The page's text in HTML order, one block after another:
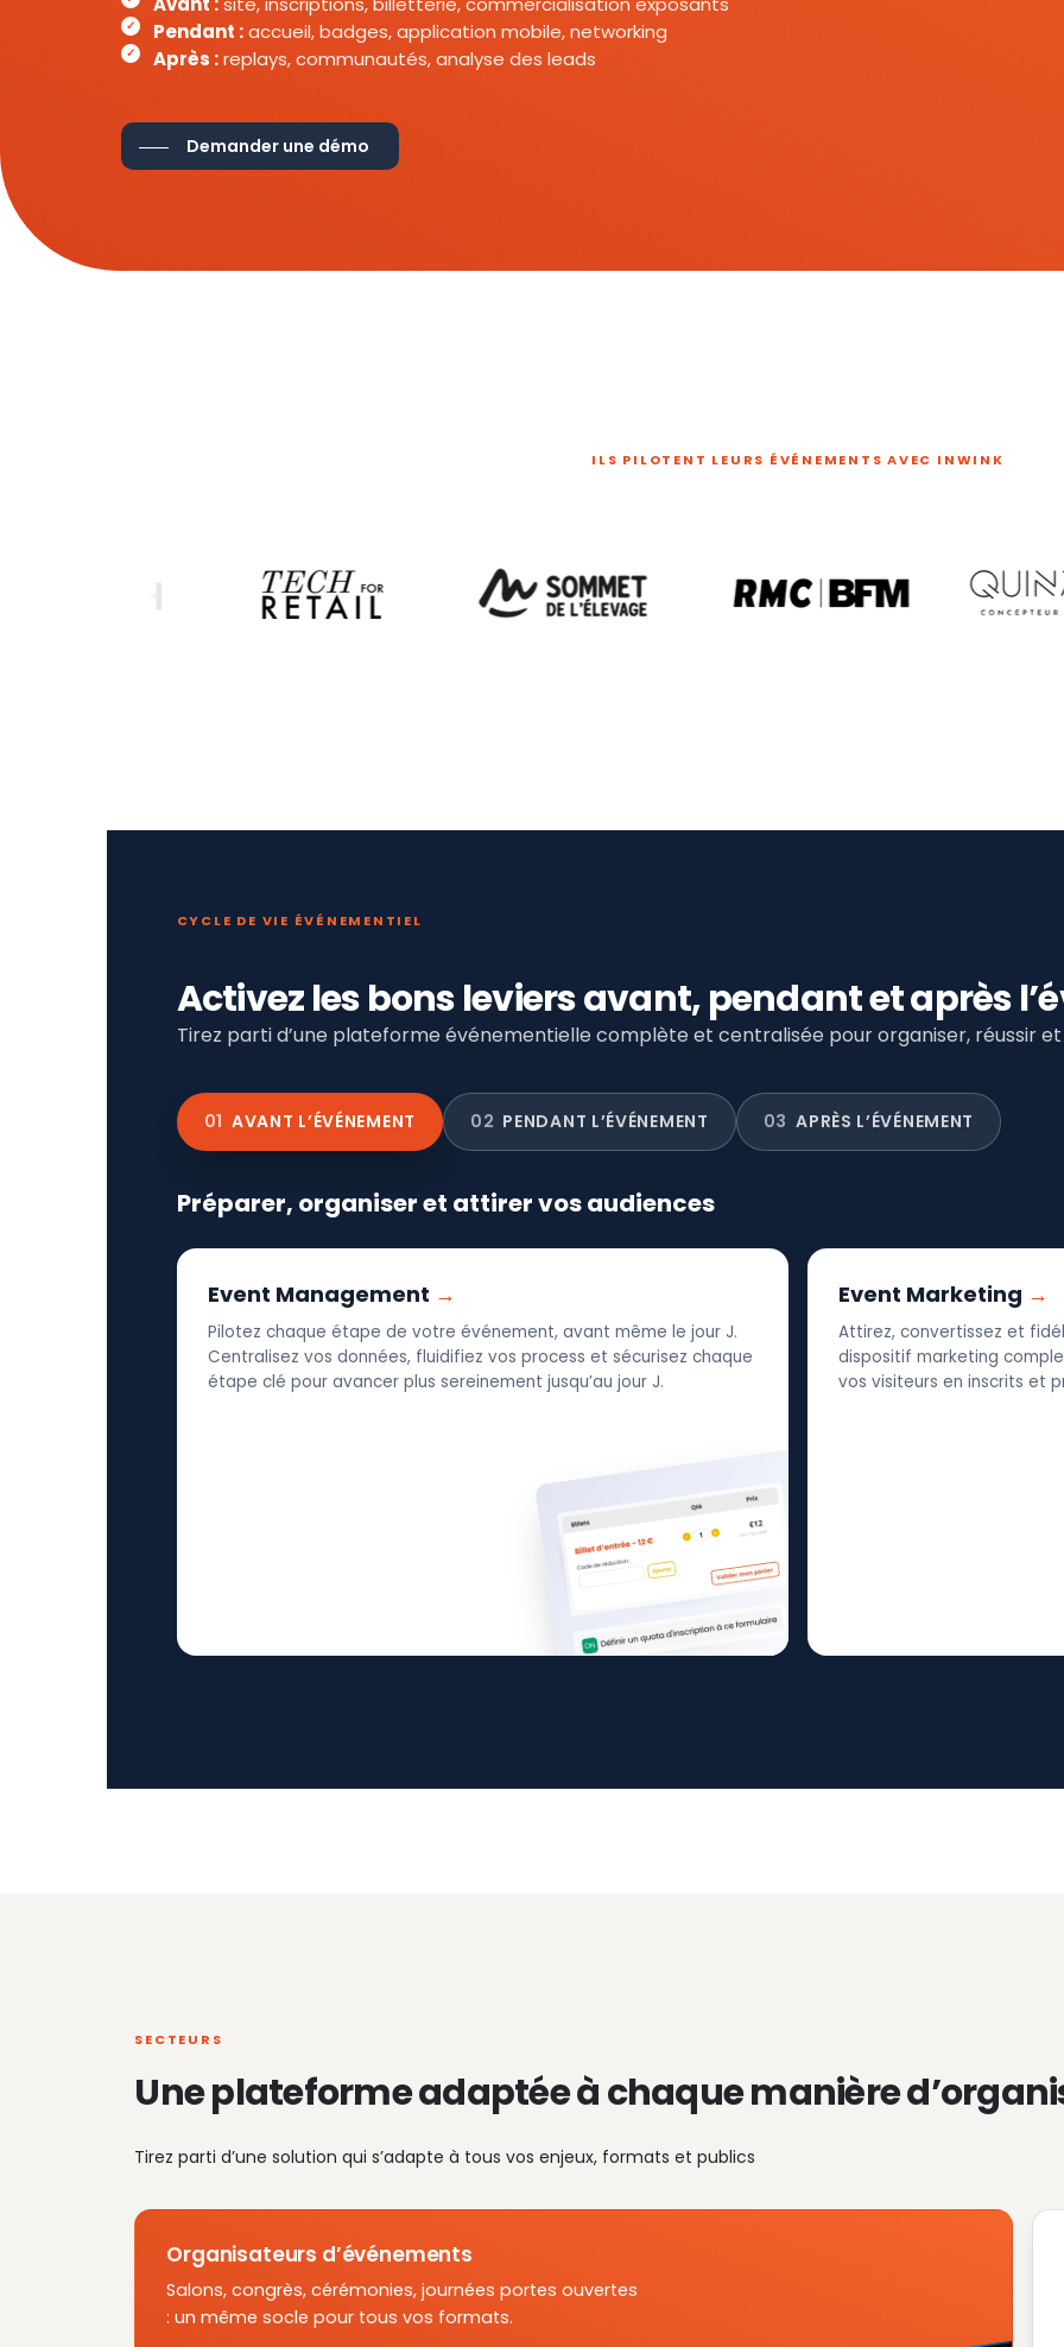
Pendant :accueil, badges, application mobile, networking
Après :replays, communautés, analyse des leads
Demander une démo
ILS PILOTENT LEURS ÉVÉNEMENTS AVEC INWINK
CYCLE DE VIE ÉVÉNEMENTIEL
Activez les bons leviers avant, pendant et après
Tirez parti d’une plateforme événementielle complète et centralisée pour organiser, réussir
01 AVANT L’ÉVÉNEMENT 02 PENDANT L’ÉVÉNEMENT 03 APRÈS L’ÉVÉNEMENT
Préparer, organiser et attirer vos audiences
Event Management
Pilotez chaque étape de votre événement, avant même le jour J.
Centralisez vos données, fluidifiez vos process et sécurisez chaque
étape clé pour avancer plus sereinement jusqu’au jour J.
Event Marketing
Attirez, convertissez et
dispositif marketing
vos visiteurs en inscrits et
SECTEURS
Une plateforme adaptée à chaque manière
Tirez parti d’une solution qui s’adapte à tous vos enjeux, formats et publics
Organisateurs d’événements
Salons, congrès, cérémonies, journées portes ouvertes
: un même socle pour tous vos formats.